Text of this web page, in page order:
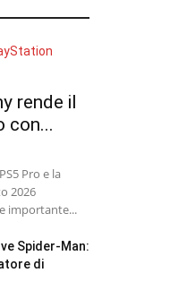
rende il
con...
Pro e la
2026
importante...
Spider-Man:
di